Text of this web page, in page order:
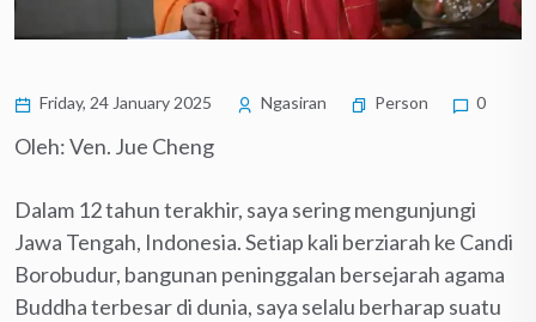
Friday, 24 January 2025 Ngasiran Person 0
Oleh: Ven. Jue Cheng
Dalam 12 tahun terakhir, saya sering mengunjungi
Jawa Tengah, Indonesia. Setiap kali berziarah ke Candi
Borobudur, bangunan peninggalan bersejarah agama
Buddha terbesar di dunia, saya selalu berharap suatu